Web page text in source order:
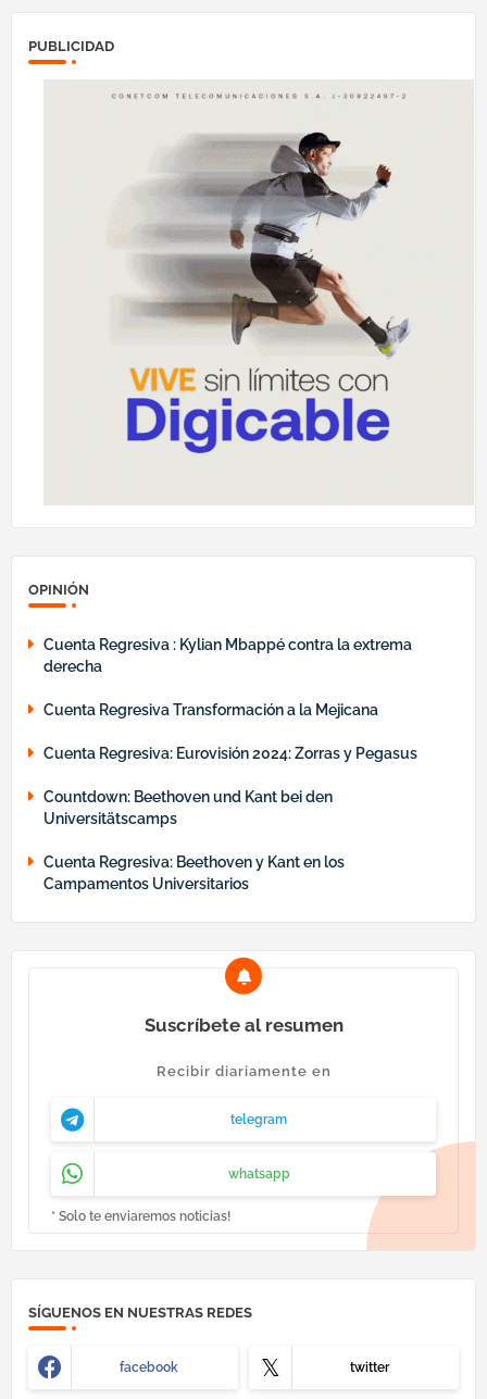
PUBLICIDAD
OPINIÓN
Cuenta Regresiva : Kylian Mbappé contra la extrema
derecha
Cuenta Regresiva Transformación a la Mejicana
Cuenta Regresiva: Eurovisión 2024: Zorras y Pegasus
Countdown: Beethoven und Kant bei den
Universitätscamps
Cuenta Regresiva: Beethoven y Kant en los
Campamentos Universitarios
Suscríbete al resumen
Recibir diariamente en
telegram
whatsapp
* Solo te enviaremos noticias!
SÍGUENOS EN NUESTRAS REDES
facebook twitter